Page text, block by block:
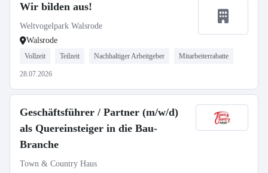
Wir bilden aus!
Weltvogelpark Walsrode
Walsrode
Vollzeit Teilzeit Nachhaltiger Arbeitgeber Mitarbeiterrabatte
28.07.2026
Geschäftsführer / Partner (m/w/d)
als Quereinsteiger in die Bau-
Branche
Town & Country Haus